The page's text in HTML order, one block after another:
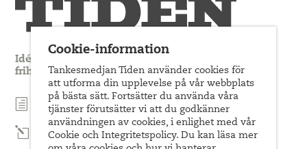
Idédebatt och analys som förnyar arbetarrörelsens
frihets- och jämlikhetssträvan
Prenumerera på nyhetsbrev
Prenumerera på Tiden Magasin
Cookie-information
Tankesmedjan Tiden använder cookies för
att utforma din upplevelse på vår webbplats
på bästa sätt. Fortsätter du använda våra
tjänster förutsätter vi att du godkänner
användningen av cookies, i enlighet med vår
Cookie och Integritetspolicy. Du kan läsa mer